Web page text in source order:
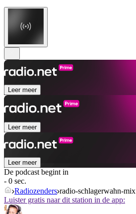
Leer meer
Leer meer
Leer meer
De podcast begint in
- 0 sec.
Radiozenders radio-schlagerwahn-mix
Luister gratis naar dit station in de app: